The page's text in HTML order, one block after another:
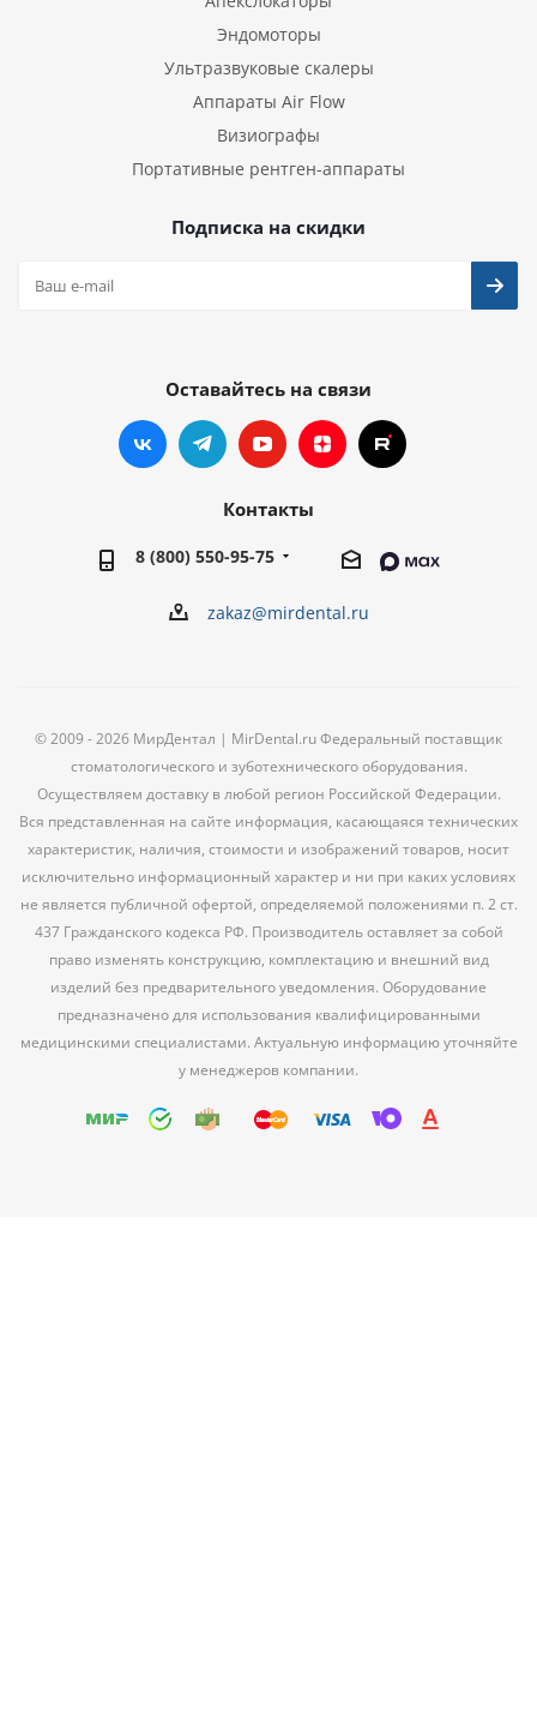
Эндомоторы
Ультразвуковые скалеры
Аппараты Air Flow
Визиографы
Портативные рентген-аппараты
Подписка на скидки
Оставайтесь на связи
Контакты
8 (800) 550-95-75
zakaz@mirdental.ru
© 2009 - 2026 МирДентал | MirDental.ru Федеральный поставщик
стоматологического и зуботехнического оборудования.
Осуществляем доставку в любой регион Российской Федерации.
Вся представленная на сайте информация, касающаяся технических
характеристик, наличия, стоимости и изображений товаров, носит
исключительно информационный характер и ни при каких условиях
не является публичной офертой, определяемой положениями п. 2 ст.
437 Гражданского кодекса РФ. Производитель оставляет за собой
право изменять конструкцию, комплектацию и внешний вид
изделий без предварительного уведомления. Оборудование
предназначено для использования квалифицированными
медицинскими специалистами. Актуальную информацию уточняйте
у менеджеров компании.